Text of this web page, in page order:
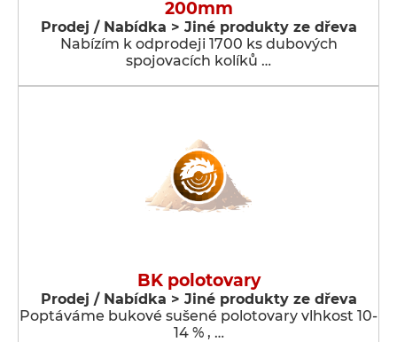
200mm
Prodej / Nabídka > Jiné produkty ze dřeva
Nabízím k odprodeji 1700 ks dubových
spojovacích kolíků …
BK polotovary
Prodej / Nabídka > Jiné produkty ze dřeva
Poptáváme bukové sušené polotovary vlhkost 10-
14 % , …